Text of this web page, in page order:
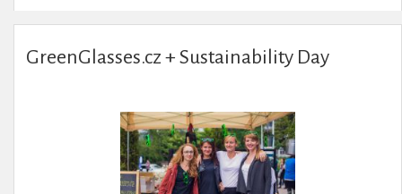
GreenGlasses.cz + Sustainability Day